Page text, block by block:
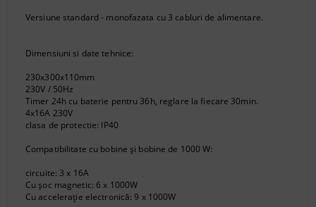
Versiune standard - monofazata cu 3 cabluri de alimentare.
Dimensiuni si date tehnice:
230x300x110mm
230V / 50Hz
Timer 24h cu baterie pentru 36h, reglare la fiecare 30min.
4x16A 230V
clasa de protectie: IP40
Compatibilitate cu bobine și bobine de 1000 W:
circuite: 3 x 16A
Cu șoc magnetic: 6 x 1000W
Cu accelerație electronică: 9 x 1000W